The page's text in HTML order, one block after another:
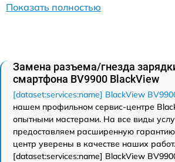
Показать полностью
Замена разъема/гнезда
смартфона BV9900 BlackView
[dataset:services:name] BlackView
нашем профильном сервис-центре
опытными мастерами. На все виды
предоставляем расширенную
центр уверены в качестве наших работ.
[dataset:services:name] BlackView